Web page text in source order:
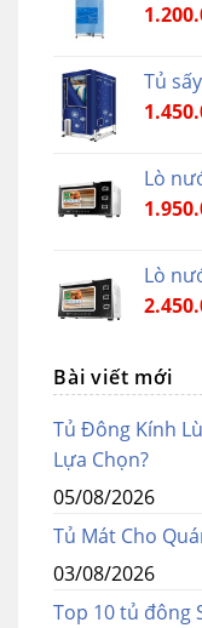
Tủ
Lò
Lò
Bài viết mới
Tủ Đông Kính
Lựa Chọn?
05/08/2026
Tủ Mát Cho
03/08/2026
Top 10 tủ đông